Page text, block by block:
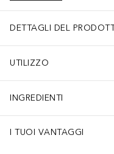
DETTAGLI DEL
UTILIZZO
INGREDIENTI
I TUOI VANTAGGI